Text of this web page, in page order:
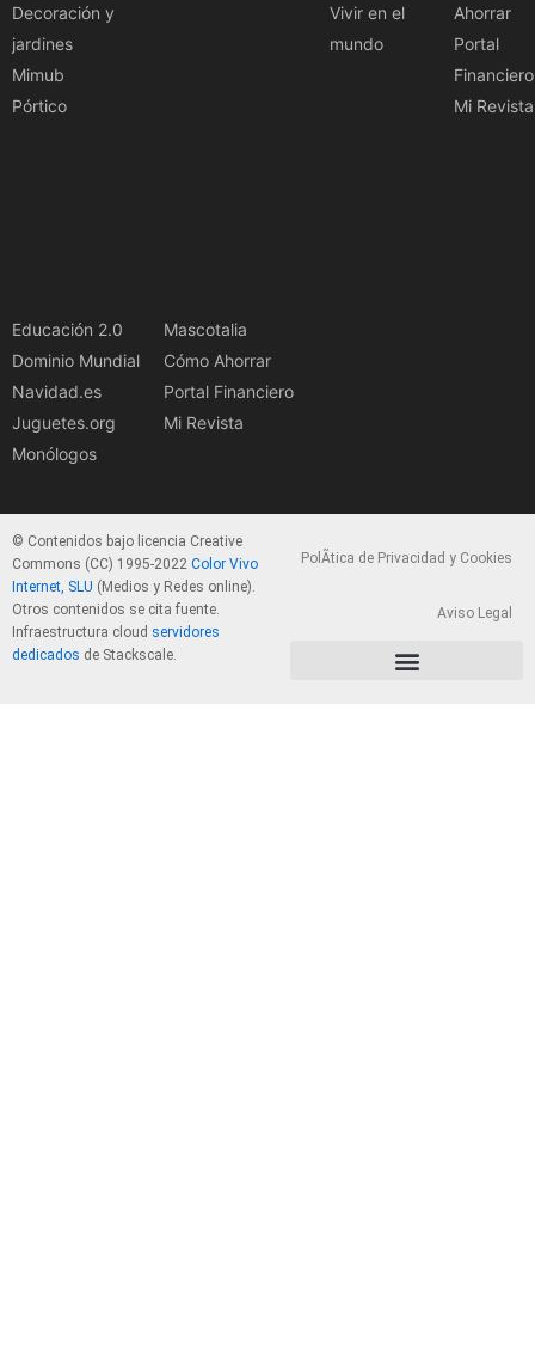
Decoración y
jardines
Mimub
Pórtico
Vivir en el
mundo
Ahorrar
Portal
Financiero
Mi Revista
Educación 2.0
Dominio Mundial
Navidad.es
Juguetes.org
Monólogos
Mascotalia
Cómo Ahorrar
Portal Financiero
Mi Revista
© Contenidos bajo licencia Creative
Commons (CC) 1995-2022 Color Vivo
Internet, SLU (Medios y Redes online).
Otros contenidos se cita fuente.
Infraestructura cloud servidores
dedicados de Stackscale.
PolÃ­tica de Privacidad y Cookies
Aviso Legal